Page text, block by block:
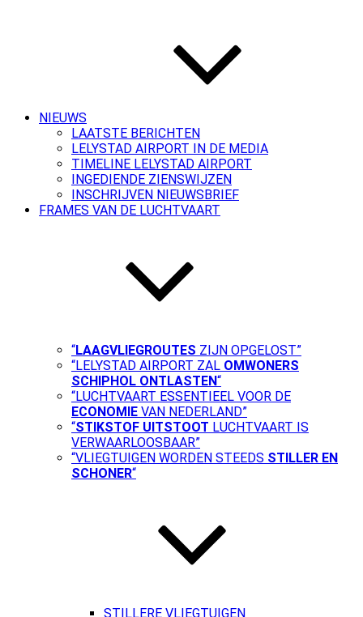
NIEUWS
LAATSTE BERICHTEN
LELYSTAD AIRPORT IN DE MEDIA
TIMELINE LELYSTAD AIRPORT
INGEDIENDE ZIENSWIJZEN
INSCHRIJVEN NIEUWSBRIEF
FRAMES VAN DE LUCHTVAART
“LAAGVLIEGROUTES ZIJN OPGELOST”
“LELYSTAD AIRPORT ZAL OMWONERS
SCHIPHOL ONTLASTEN“
“LUCHTVAART ESSENTIEEL VOOR DE
ECONOMIE VAN NEDERLAND”
“STIKSTOF UITSTOOT LUCHTVAART IS
VERWAARLOOSBAAR”
“VLIEGTUIGEN WORDEN STEEDS STILLER EN
SCHONER“
STILLERE VLIEGTUIGEN